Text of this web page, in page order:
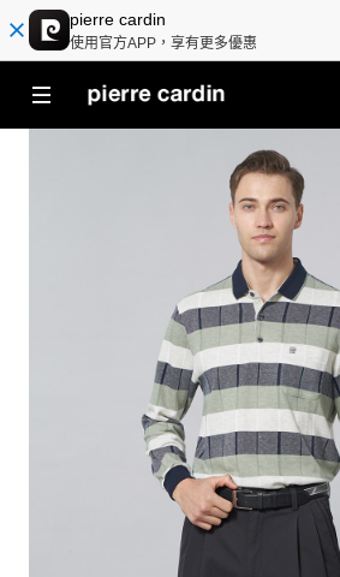
pierre cardin
使用官方APP，享有更多優惠